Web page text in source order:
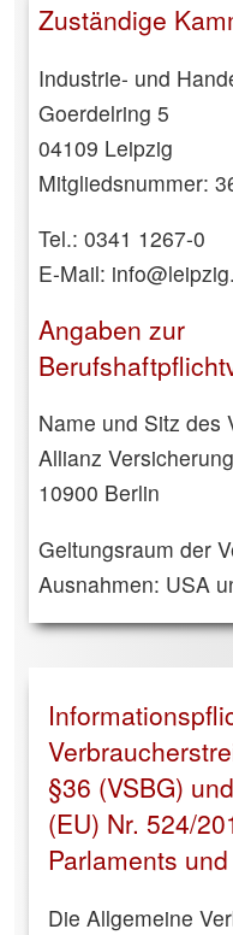
Zuständige
Industrie- und
Goerdelring 5
04109 Leipzig
Mitgliedsnummer:
Tel.: 0341 1267-0
E-Mail:
Angaben zur
Name und Sitz des
Allianz
10900 Berlin
Geltungsraum der
Ausnahmen: USA
§36 (VSBG)
(EU) Nr. 524/
Parlaments
Die Allgemeine